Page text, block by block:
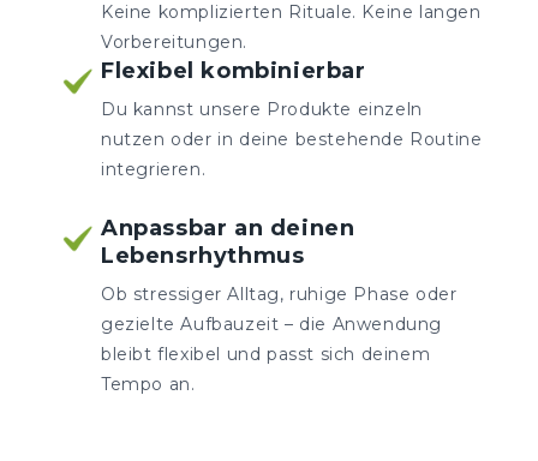
Keine komplizierten Rituale. Keine langen
Vorbereitungen.
Flexibel kombinierbar
Du kannst unsere Produkte einzeln
nutzen oder in deine bestehende Routine
integrieren.
Anpassbar an deinen
Lebensrhythmus
Ob stressiger Alltag, ruhige Phase oder
gezielte Aufbauzeit – die Anwendung
bleibt flexibel und passt sich deinem
Tempo an.